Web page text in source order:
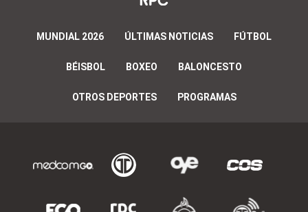
MUNDIAL 2026 ÚLTIMAS NOTICIAS FÚTBOL
BÉISBOL BOXEO BALONCESTO
OTROS DEPORTES PROGRAMAS